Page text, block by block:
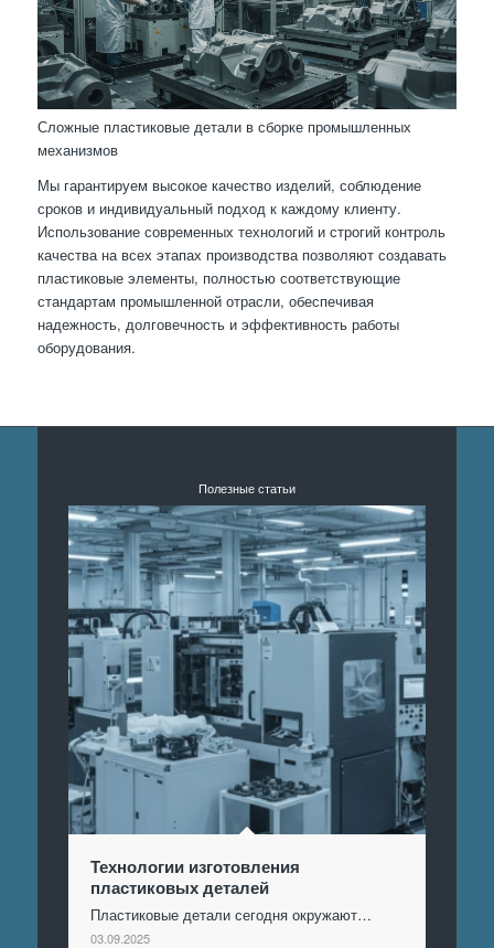
Сложные пластиковые детали в сборке промышленных
механизмов
Мы гарантируем высокое качество изделий, соблюдение
сроков и индивидуальный подход к каждому клиенту.
Использование современных технологий и строгий контроль
качества на всех этапах производства позволяют создавать
пластиковые элементы, полностью соответствующие
стандартам промышленной отрасли, обеспечивая
надежность, долговечность и эффективность работы
оборудования.
Полезные статьи
Технологии изготовления
пластиковых деталей
Пластиковые детали сегодня окружают…
03.09.2025